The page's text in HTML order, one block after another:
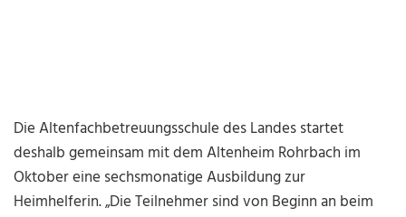
Die Altenfachbetreuungsschule des Landes startet
deshalb gemeinsam mit dem Altenheim Rohrbach im
Oktober eine sechsmonatige Ausbildung zur
Heimhelferin. „Die Teilnehmer sind von Beginn an beim